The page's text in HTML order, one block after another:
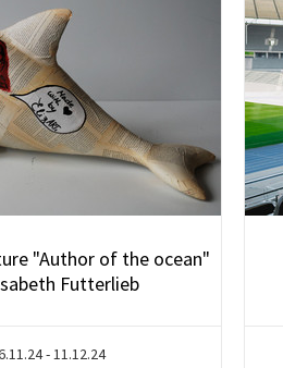
"Author of the ocean"
Futterlieb
- 11.12.24